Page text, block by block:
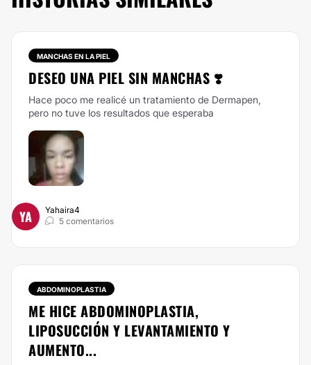
MANCHAS EN LA PIEL
DESEO UNA PIEL SIN MANCHAS ❣️
Hace poco me realicé un tratamiento de Dermapen,
pero no tuve los resultados que esperaba
YA
Yahaira4
5 comentarios
ABDOMINOPLASTIA
ME HICE ABDOMINOPLASTIA,
LIPOSUCCIÓN Y LEVANTAMIENTO Y
AUMENTO...